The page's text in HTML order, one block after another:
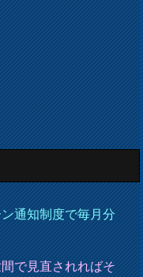
通知制度で毎月分
で見直されればそ